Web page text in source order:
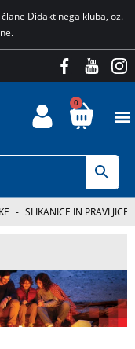
Didaktinega kluba, oz.
0
- SLIKANICE IN PRAVLJICE